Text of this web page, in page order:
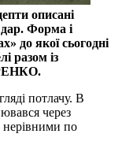
описані
Форма і
до якої сьогодні
разом із
потлачу. В
через
нерівними по